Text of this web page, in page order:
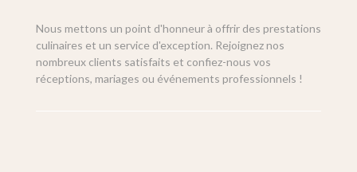
Nous mettons un point d'honneur à offrir des prestations
culinaires et un service d'exception. Rejoignez nos
nombreux clients satisfaits et confiez-nous vos
réceptions, mariages ou événements professionnels !